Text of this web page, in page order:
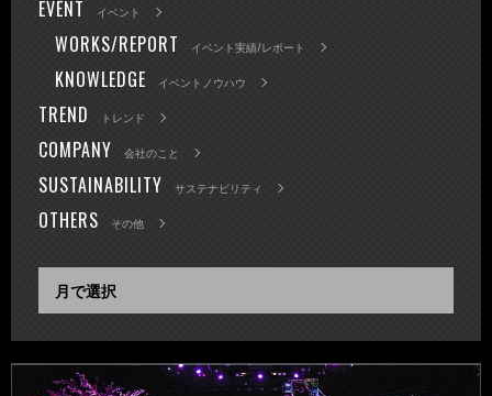
EVENT イベント
WORKS/REPORT イベント実績/レポート
KNOWLEDGE イベントノウハウ
TREND トレンド
COMPANY 会社のこと
SUSTAINABILITY サステナビリティ
OTHERS その他